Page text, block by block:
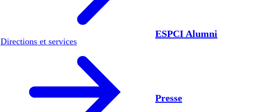
Directions et services
ESPCI Alumni
Presse